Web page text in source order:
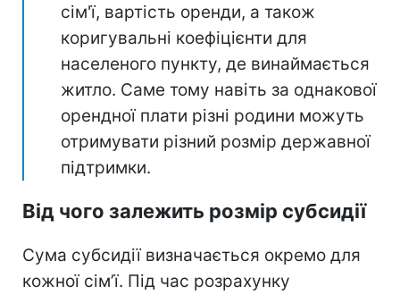
сім'ї, вартість оренди, а також
коригувальні коефіцієнти для
населеного пункту, де винаймається
житло. Саме тому навіть за однакової
орендної плати різні родини можуть
отримувати різний розмір державної
підтримки.
Від чого залежить розмір субсидії
Сума субсидії визначається окремо для
кожної сім’ї. Під час розрахунку